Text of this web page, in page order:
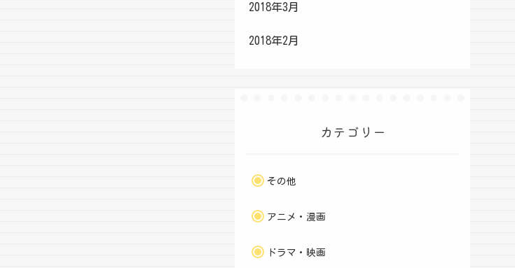
2018年3月
2018年2月
カテゴリー
その他
アニメ・漫画
ドラマ・映画